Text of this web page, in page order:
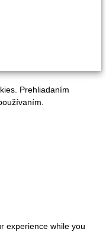
Prehliadaním
experience while you